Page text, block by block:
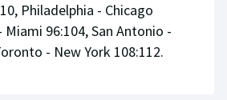
Philadelphia - Chicago
Miami 96:104, San Antonio -
- New York 108:112.